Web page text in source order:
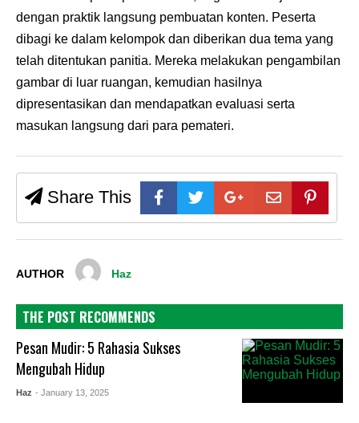
dengan praktik langsung pembuatan konten. Peserta
dibagi ke dalam kelompok dan diberikan dua tema yang
telah ditentukan panitia. Mereka melakukan pengambilan
gambar di luar ruangan, kemudian hasilnya
dipresentasikan dan mendapatkan evaluasi serta
masukan langsung dari para pemateri.
Share This
AUTHOR Haz
THE POST RECOMMENDS
Pesan Mudir: 5 Rahasia Sukses
Mengubah Hidup
Haz - January 13, 2025